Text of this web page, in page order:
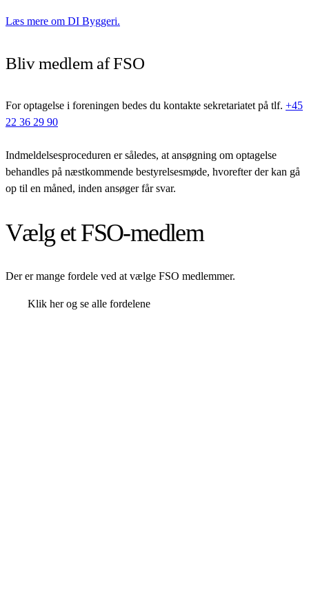
Læs mere om DI Byggeri.
Bliv medlem af FSO
For optagelse i foreningen bedes du kontakte sekretariatet på tlf. +45
22 36 29 90
Indmeldelsesproceduren er således, at ansøgning om optagelse
behandles på næstkommende bestyrelsesmøde, hvorefter der kan gå
op til en måned, inden ansøger får svar.
Vælg et FSO-medlem
Der er mange fordele ved at vælge FSO medlemmer.
Klik her og se alle fordelene